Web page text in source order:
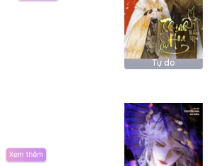
Tự do